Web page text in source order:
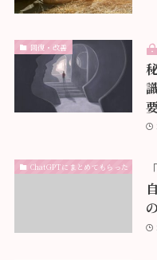
回復・改善
ChatGPTにまとめてもらった